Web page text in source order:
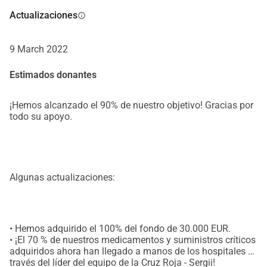
3. Alojamiento para personas vulnerables y familias con
4. Billetes de tren/autobús/transporte
5. Alojamiento en Polonia y Holanda.
Seremos ayudados por otros voluntarios también. Todos
Siga nuestros esfuerzos en Instagram: @CrispiestCowboy
Fecha de inicio de la donación: 26 de febrero de 2022
Objetivo de donación 30 000 EUR
Actualizacionesinfo
9 March 2022
Estimados donantes
¡Hemos alcanzado el 90% de nuestro objetivo! Gracias por
todo su apoyo.
Algunas actualizaciones:
• Hemos adquirido el 100% del fondo de 30.000 EUR.
• ¡El 70 % de nuestros medicamentos y suministros críticos
adquiridos ahora han llegado a manos de los hospitales a
través del líder del equipo de la Cruz Roja - Sergii!